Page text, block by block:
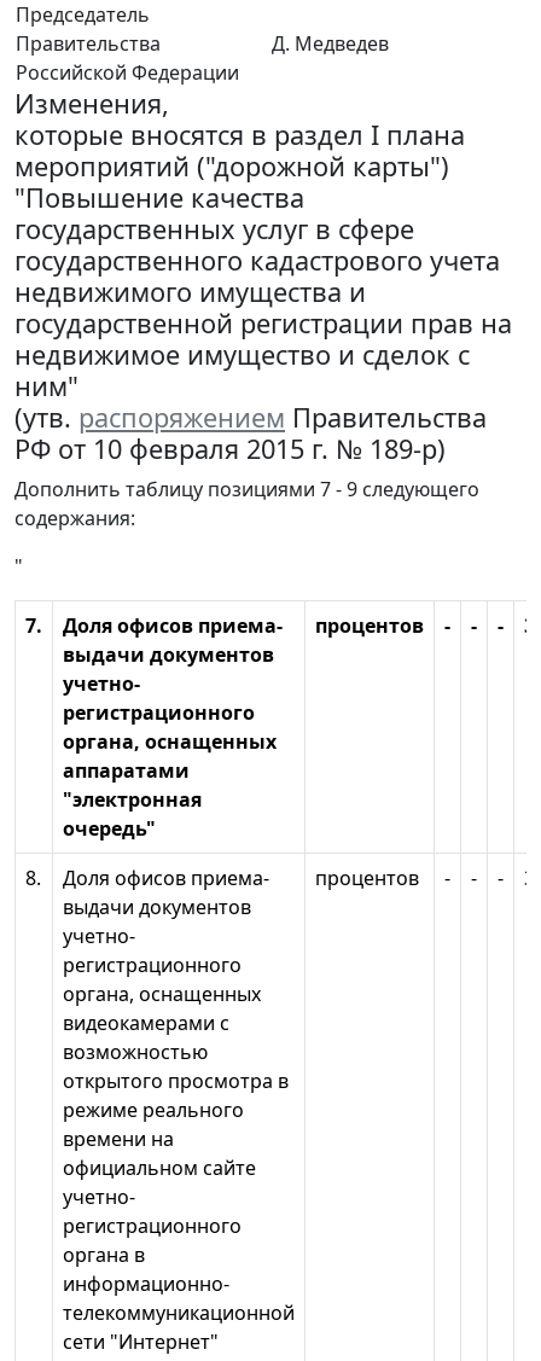
Председатель
Правительства
Российской Федерации
Д. Медведев
Изменения,
которые вносятся в раздел I плана
мероприятий ("дорожной карты")
"Повышение качества
государственных услуг в сфере
государственного кадастрового учета
недвижимого имущества и
государственной регистрации прав на
недвижимое имущество и сделок с
ним"
(утв. распоряжением Правительства
РФ от 10 февраля 2015 г. № 189-р)
Дополнить таблицу позициями 7 - 9 следующего
содержания:
"
7.
Доля офисов приема-
выдачи документов
учетно-
регистрационного
органа, оснащенных
аппаратами
"электронная
очередь"
процентов - - -
8.
Доля офисов приема-
выдачи документов
учетно-
регистрационного
органа, оснащенных
видеокамерами с
возможностью
открытого просмотра в
режиме реального
времени на
официальном сайте
учетно-
регистрационного
органа в
информационно-
телекоммуникационной
сети "Интернет"
процентов - - -